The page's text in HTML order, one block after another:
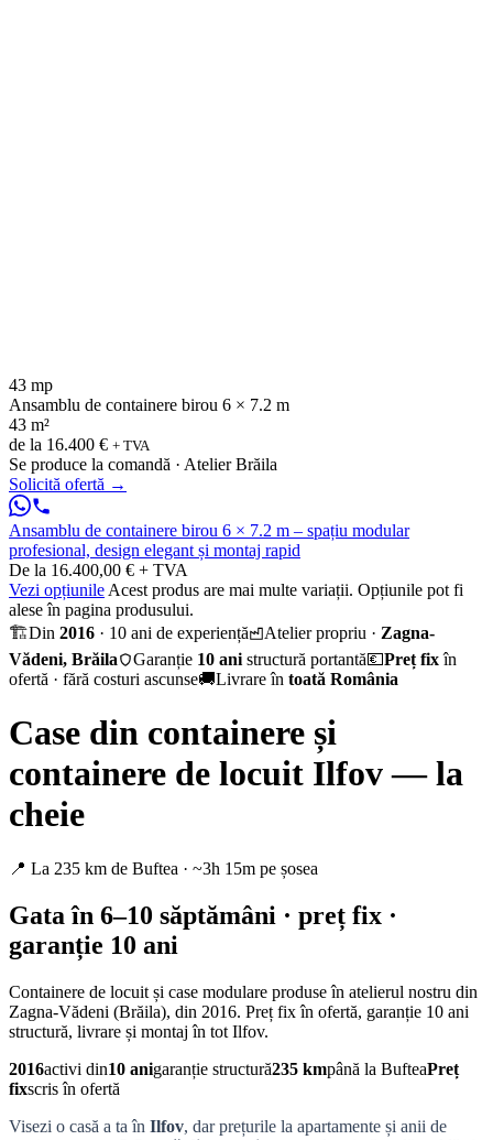
43 mp
Ansamblu de containere birou 6 × 7.2 m
43 m²
de la 16.400 € + TVA
Se produce la comandă · Atelier Brăila
Solicită ofertă →
Ansamblu de containere birou 6 × 7.2 m – spațiu modular
profesional, design elegant și montaj rapid
De la 16.400,00 € + TVA
Vezi opțiunile Acest produs are mai multe variații. Opțiunile pot fi
alese în pagina produsului.
🏗️Din 2016 · 10 ani de experiență Atelier propriu · Zagna-
Vădeni, Brăila
Garanție 10 ani structură portantă💶Preț fixîn
ofertă · fără costuri ascunse🚚Livrare în toată România
Case din containere și
containere de locuit Ilfov — la
cheie
📍 La 235 km de Buftea · ~3h 15m pe șosea
Gata în 6–10 săptămâni · preț fix ·
garanție 10 ani
Containere de locuit și case modulare produse în atelierul nostru din
Zagna-Vădeni (Brăila), din 2016. Preț fix în ofertă, garanție 10 ani
structură, livrare și montaj în tot Ilfov.
2016activi din10 anigaranție structură235 kmpână la BufteaPreț
fixscris în ofertă
Visezi o casă a ta în Ilfov, dar prețurile la apartamente și anii de